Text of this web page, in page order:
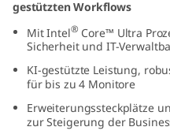
gestützten Workflows
Mit Intel® Core™ Ultra
Sicherheit und IT-
KI-gestützte Leistung,
für bis zu 4 Monitore
Erweiterungssteckplätze
zur Steigerung der